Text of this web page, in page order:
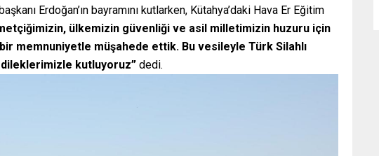
Erdoğan’ın bayramını kutlarken, Kütahya’daki Hava Er Eğitim
ülkemizin güvenliği ve asil milletimizin huzuru için
memnuniyetle müşahede ettik. Bu vesileyle Türk Silahlı
dileklerimizle kutluyoruz” dedi.